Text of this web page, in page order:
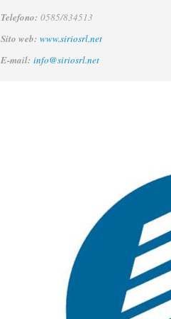
Telefono: 0585/834513
Sito web: www.siriosrl.net
E-mail: info@siriosrl.net